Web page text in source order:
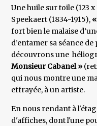
Une huile sur toile (123
Speekaert (1834-1915),
fort bien le malaise
d’entamer sa séance
découvrons une
Monsieur Cabanel »
qui nous montre une
effrayée, à un artiste.
En nous rendant à
d'affiches, dont l'une